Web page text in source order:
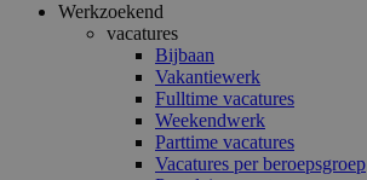
Werkzoekend
vacatures
Bijbaan
Vakantiewerk
Fulltime vacatures
Weekendwerk
Parttime vacatures
Vacatures per beroepsgroep